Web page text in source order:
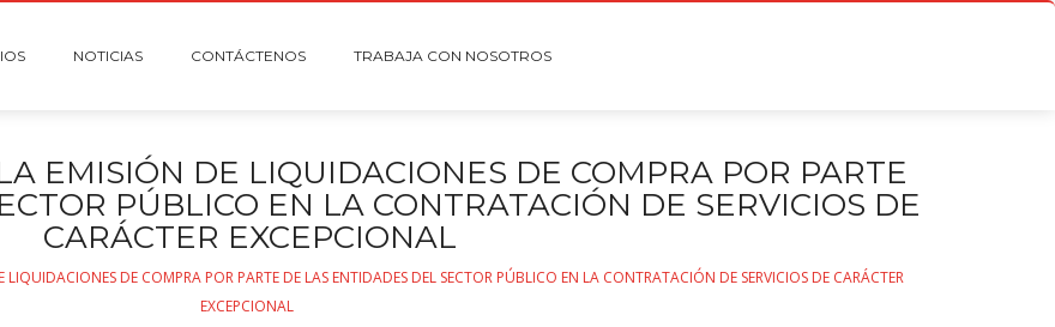
NOTICIAS CONTÁCTENOS TRABAJA CON NOSOTROS
EMISIÓN DE LIQUIDACIONES DE COMPRA POR PARTE
PÚBLICO EN LA CONTRATACIÓN DE SERVICIOS DE
CARÁCTER EXCEPCIONAL
DE COMPRA POR PARTE DE LAS ENTIDADES DEL SECTOR PÚBLICO EN LA CONTRATACIÓN DE SERVICIOS DE CARÁCTER
EXCEPCIONAL